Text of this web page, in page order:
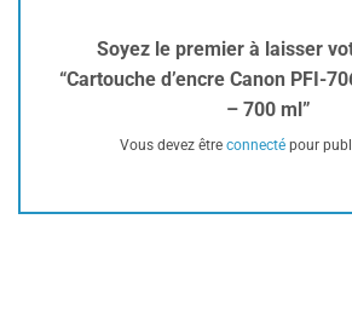
Soyez le premier à laisser
“Cartouche d’encre Canon PFI-
– 700 ml”
Vous devez être connecté pour